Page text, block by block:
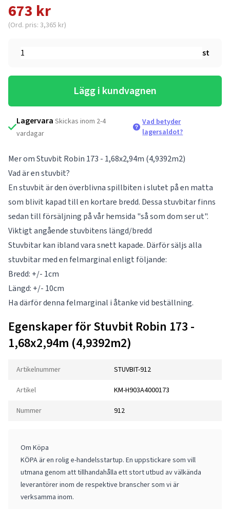
673 kr
(Ord. pris: 3,365 kr)
st
Lägg i kundvagnen
Lagervara Skickas inom 2-4
vardagar
Vad betyder
lagersaldot?
Mer om Stuvbit Robin 173 - 1,68x2,94m (4,9392m2)
Vad är en stuvbit?
En stuvbit är den överblivna spillbiten i slutet på en matta
som blivit kapad till en kortare bredd. Dessa stuvbitar finns
sedan till försäljning på vår hemsida "så som dom ser ut".
Viktigt angående stuvbitens längd/bredd
Stuvbitar kan ibland vara snett kapade. Därför säljs alla
stuvbitar med en felmarginal enligt följande:
Bredd: +/- 1cm
Längd: +/- 10cm
Ha därför denna felmarginal i åtanke vid beställning.
Egenskaper för Stuvbit Robin 173 -
1,68x2,94m (4,9392m2)
Artikelnummer STUVBIT-912
Artikel KM-H903A4000173
Nummer 912
Om Köpa
KÖPA är en rolig e-handelsstartup. En uppstickare som vill
utmana genom att tillhandahålla ett stort utbud av välkända
leverantörer inom de respektive branscher som vi är
verksamma inom.